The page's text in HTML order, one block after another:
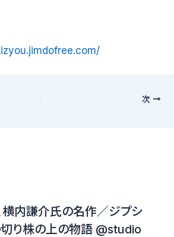
次
横内謙介氏の名作／ジプシ
切り株の上の物語 @studio